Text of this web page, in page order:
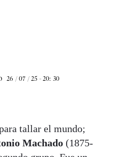
26 / 07 / 25 - 20: 30
tallar el mundo;
Machado (1875-